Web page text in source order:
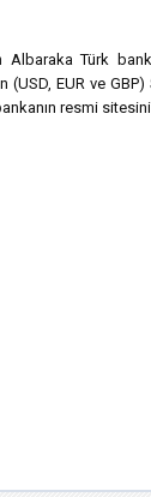
Türk
(USD, EUR ve
resmi